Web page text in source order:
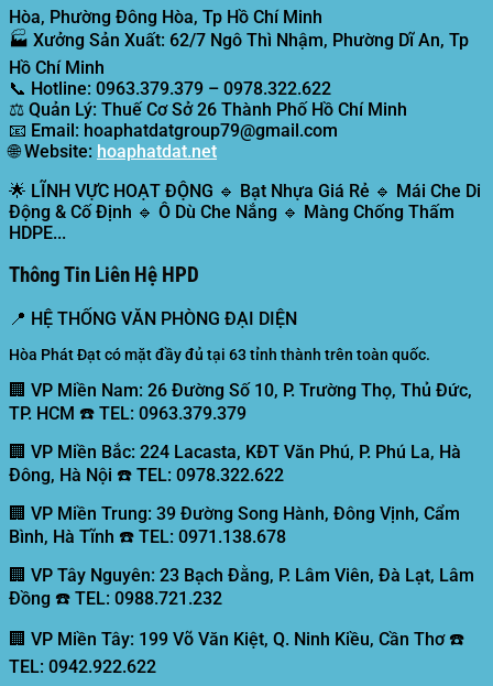
Hòa, Phường Đông Hòa, Tp Hồ Chí Minh
🏭 Xưởng Sản Xuất: 62/7 Ngô Thì Nhậm, Phường Dĩ An, Tp
Hồ Chí Minh
📞 Hotline: 0963.379.379 – 0978.322.622
⚖️ Quản Lý: Thuế Cơ Sở 26 Thành Phố Hồ Chí Minh
📧 Email: hoaphatdatgroup79@gmail.com
🌐Website: hoaphatdat.net
🌟 LĨNH VỰC HOẠT ĐỘNG 🔹 Bạt Nhựa Giá Rẻ 🔹 Mái Che Di
Động & Cố Định 🔹 Ô Dù Che Nắng 🔹 Màng Chống Thấm
HDPE...
Thông Tin Liên Hệ HPD
📍 HỆ THỐNG VĂN PHÒNG ĐẠI DIỆN
Hòa Phát Đạt có mặt đầy đủ tại 63 tỉnh thành trên toàn quốc.
🏢 VP Miền Nam: 26 Đường Số 10, P. Trường Thọ, Thủ Đức,
TP. HCM ☎️ TEL: 0963.379.379
🏢 VP Miền Bắc: 224 Lacasta, KĐT Văn Phú, P. Phú La, Hà
Đông, Hà Nội ☎️ TEL: 0978.322.622
🏢 VP Miền Trung: 39 Đường Song Hành, Đông Vịnh, Cẩm
Bình, Hà Tĩnh ☎️ TEL: 0971.138.678
🏢 VP Tây Nguyên: 23 Bạch Đằng, P. Lâm Viên, Đà Lạt, Lâm
Đồng ☎️ TEL: 0988.721.232
🏢 VP Miền Tây: 199 Võ Văn Kiệt, Q. Ninh Kiều, Cần Thơ ☎️
TEL: 0942.922.622